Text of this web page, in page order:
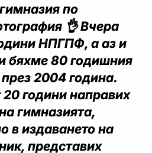
по
👌 Вчера
НПГПФ, а аз и
бяхме 80 годишния
2004 година.
години направих
гимназията,
в издаването на
представих